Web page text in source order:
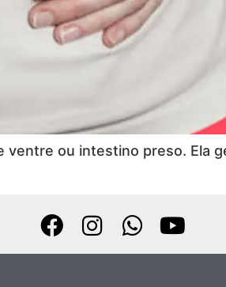
ventre ou intestino preso. Ela